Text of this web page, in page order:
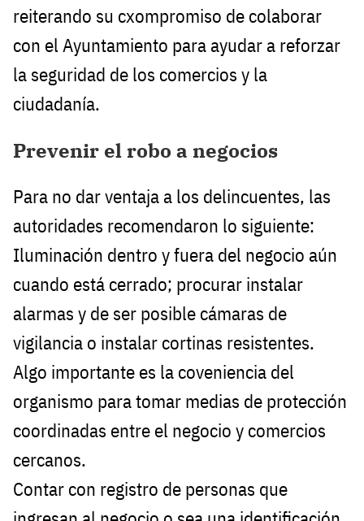
reiterando su cxompromiso de colaborar
con el Ayuntamiento para ayudar a reforzar
la seguridad de los comercios y la
ciudadanía.
Prevenir el robo a negocios
Para no dar ventaja a los delincuentes, las
autoridades recomendaron lo siguiente:
Iluminación dentro y fuera del negocio aún
cuando está cerrado; procurar instalar
alarmas y de ser posible cámaras de
vigilancia o instalar cortinas resistentes.
Algo importante es la coveniencia del
organismo para tomar medias de protección
coordinadas entre el negocio y comercios
cercanos.
Contar con registro de personas que